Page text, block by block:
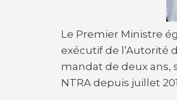
Le Premier Ministre
exécutif de l’Autorité
mandat de deux ans,
NTRA depuis juillet